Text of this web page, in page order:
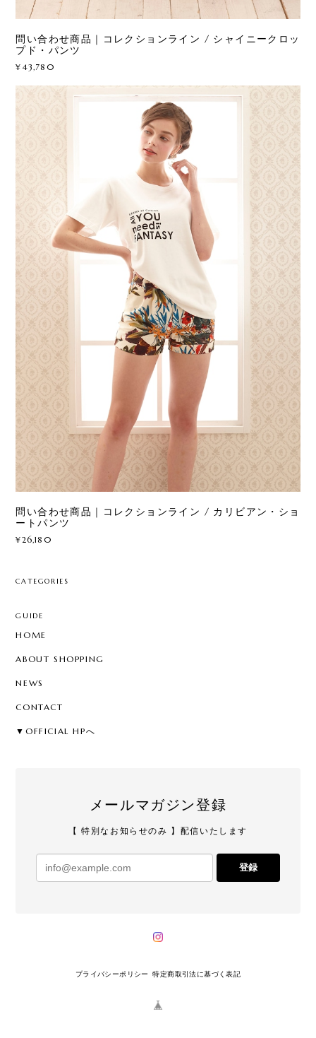
問い合わせ商品｜コレクションライン / シャイニークロッ
プド・パンツ
¥43,780
問い合わせ商品｜コレクションライン / カリビアン・ショ
ートパンツ
¥26,180
CATEGORIES
GUIDE
HOME
ABOUT SHOPPING
NEWS
CONTACT
▼OFFICIAL HPへ
メールマガジン登録
【 特別なお知らせのみ 】配信いたします
登録
プライバシーポリシー 特定商取引法に基づく表記